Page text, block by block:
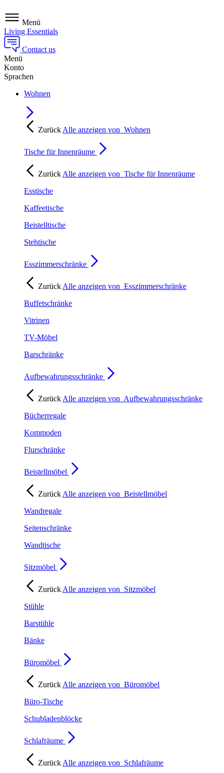
Menü
Living Essentials
Contact us
Menü
Konto
Sprachen
Wohnen
Zurück Alle anzeigen von Wohnen
Tische für Innenräume
Zurück Alle anzeigen von Tische für Innenräume
Esstische
Kaffeetische
Beistelltische
Stehtische
Esszimmerschränke
Zurück Alle anzeigen von Esszimmerschränke
Buffetschränke
Vitrinen
TV-Möbel
Barschränke
Aufbewahrungsschränke
Zurück Alle anzeigen von Aufbewahrungsschränke
Bücherregale
Kommoden
Flurschränke
Beistellmöbel
Zurück Alle anzeigen von Beistellmöbel
Wandregale
Seitenschränke
Wandtische
Sitzmöbel
Zurück Alle anzeigen von Sitzmöbel
Stühle
Barstühle
Bänke
Büromöbel
Zurück Alle anzeigen von Büromöbel
Büro-Tische
Schubladenblöcke
Schlafräume
Zurück Alle anzeigen von Schlafräume